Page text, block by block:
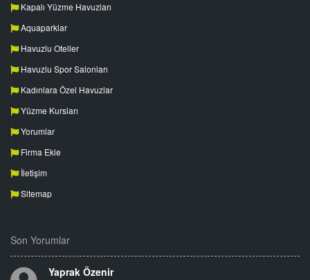
Kapalı Yüzme Havuzları
Aquaparklar
Havuzlu Oteller
Havuzlu Spor Salonları
Kadınlara Özel Havuzlar
Yüzme Kursları
Yorumlar
Firma Ekle
İletişim
Sitemap
Son Yorumlar
Yaprak Özenir